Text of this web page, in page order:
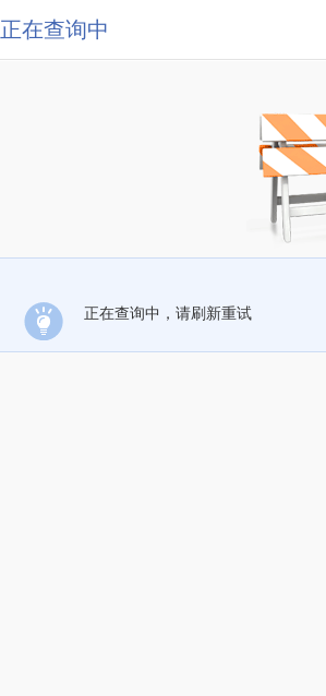
正在查询中
正在查询中，请刷新重试